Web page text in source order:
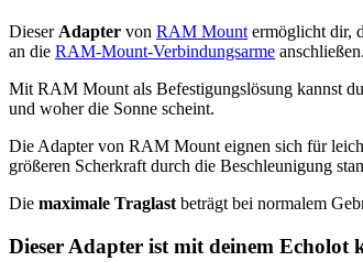
Dieser Adapter von RAM Mount ermöglicht dir,
an die RAM-Mount-Verbindungsarme anschließen.
Mit RAM Mount als Befestigungslösung kannst
und woher die Sonne scheint.
Die Adapter von RAM Mount eignen sich für
größeren Scherkraft durch die Beschleunigung
Die maximale Traglast beträgt bei normalem
Dieser Adapter ist mit deinem Echolot